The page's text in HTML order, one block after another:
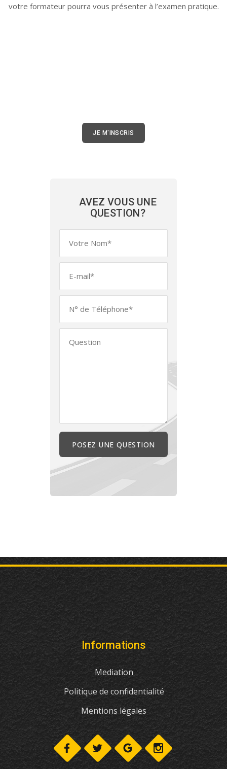
votre formateur pourra vous présenter à l’examen pratique.
JE M'INSCRIS
AVEZ VOUS UNE
QUESTION?
Informations
Mediation
Politique de confidentialité
Mentions légales